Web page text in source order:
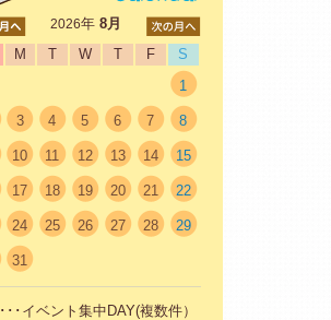
2026年8月
M T W T F
S
1
3 4 5 6 7 8
10 11 12 13 14 15
17 18 19 20 21 22
24 25 26 27 28 29
31
･･･イベント集中DAY(複数件）